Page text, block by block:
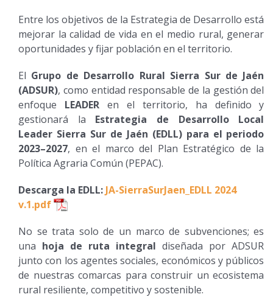
Entre los objetivos de la Estrategia de Desarrollo está
mejorar la calidad de vida en el medio rural, generar
oportunidades y fijar población en el territorio.
El Grupo de Desarrollo Rural Sierra Sur de Jaén
(ADSUR), como entidad responsable de la gestión del
enfoque LEADERen el territorio, ha definido y
gestionará la Estrategia de Desarrollo Local
Leader Sierra Sur de Jaén (EDLL) para el periodo
2023–2027, en el marco del Plan Estratégico de la
Política Agraria Común (PEPAC).
Descarga la EDLL: JA-SierraSurJaen_EDLL 2024
v.1.pdf
No se trata solo de un marco de subvenciones; es
una hoja de ruta integral diseñada por ADSUR
junto con los agentes sociales, económicos y públicos
de nuestras comarcas para construir un ecosistema
rural resiliente, competitivo y sostenible.